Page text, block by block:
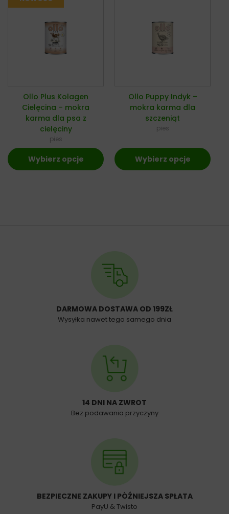
Ollo Plus Kolagen
Cielęcina – mokra
karma dla psa z
cielęciny
pies
Wybierz opcje
Ollo Puppy Indyk –
mokra karma dla
szczeniąt
pies
Wybierz opcje
DARMOWA DOSTAWA OD 199ZŁ
Wysyłka nawet tego samego dnia
14 DNI NA ZWROT
Bez podawania przyczyny
BEZPIECZNE ZAKUPY I PÓŹNIEJSZA SPŁATA
PayU & Twisto